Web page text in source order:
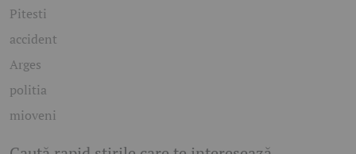
Pitesti
accident
Arges
politia
mioveni